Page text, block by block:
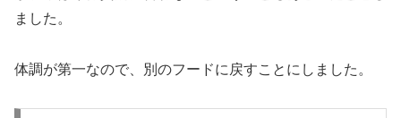
ました。
体調が第一なので、別のフードに戻すことにしました。